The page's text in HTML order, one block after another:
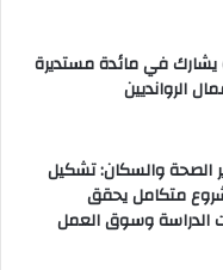
يشارك في مائدة مستديرة
الروانديين
الصحة والسكان: تشكيل
متكامل يحقق
الدراسة وسوق العمل